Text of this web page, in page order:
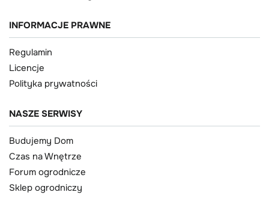
INFORMACJE PRAWNE
Regulamin
Licencje
Polityka prywatności
NASZE SERWISY
Budujemy Dom
Czas na Wnętrze
Forum ogrodnicze
Sklep ogrodniczy